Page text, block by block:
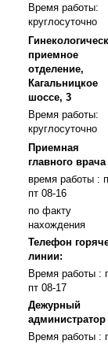
Время работы:
круглосуточно
приемное
отделение,
Кагальницкое
шоссе, 3
Время работы:
круглосуточно
Приемная
главного врача
время работы :
пт 08-16
по факту
нахождения
Телефон
линии:
Время работы :
пт 08-17
Дежурный
администратор
Время работы :